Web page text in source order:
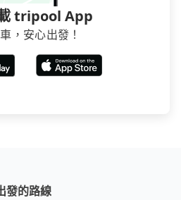
tripool App
，安心出發！
發的路線